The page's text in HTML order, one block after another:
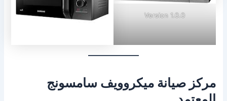
Version 1.0.0
مركز صيانة ميكروويف سامسونج